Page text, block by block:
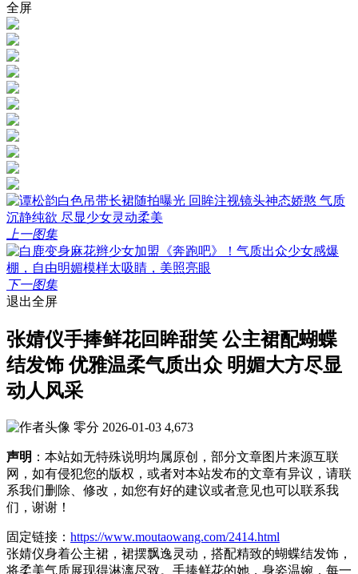
全屏
上一图集
下一图集
退出全屏
张婧仪手捧鲜花回眸甜笑 公主裙配蝴蝶
结发饰 优雅温柔气质出众 明媚大方尽显
动人风采
零分 2026-01-03 4,673
声明 ：本站如无特殊说明均属原创，部分文章图片来源互联
网，如有侵犯您的版权，或者对本站发布的文章有异议，请联
系我们删除、修改，如您有好的建议或者意见也可以联系我
们，谢谢！
固定链接： https://www.moutaowang.com/2414.html
张婧仪身着公主裙，裙摆飘逸灵动，搭配精致的蝴蝶结发饰，
将柔美气质展现得淋漓尽致。手捧鲜花的她，身姿温婉，每一